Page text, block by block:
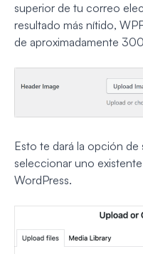
superior de tu correo
resultado más nítido,
de aproximadamente
Esto te dará la opción
seleccionar uno
WordPress.